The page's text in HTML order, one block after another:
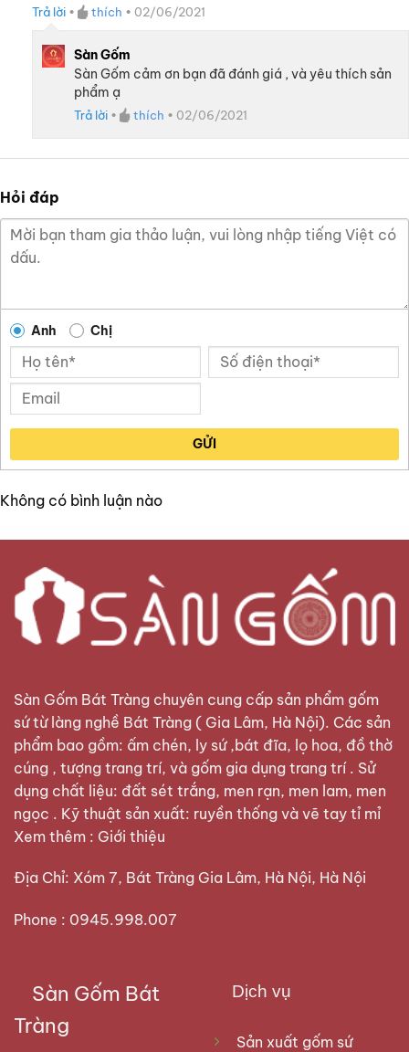
Trả lời • thích • 02/06/2021
Sàn Gốm
Sàn Gốm cảm ơn bạn đã đánh giá , và yêu thích sản
phẩm ạ
Trả lời • thích • 02/06/2021
Hỏi đáp
Anh Chị
GỬI
Không có bình luận nào
Sàn Gốm Bát Tràng chuyên cung cấp sản phẩm gốm
sứ từ làng nghề Bát Tràng ( Gia Lâm, Hà Nội). Các sản
phẩm bao gồm: ấm chén, ly sứ ,bát đĩa, lọ hoa, đồ thờ
cúng , tượng trang trí, và gốm gia dụng trang trí . Sử
dụng chất liệu: đất sét trắng, men rạn, men lam, men
ngọc . Kỹ thuật sản xuất: ruyền thống và vẽ tay tỉ mỉ
Xem thêm : Giới thiệu
Địa Chỉ: Xóm 7, Bát Tràng Gia Lâm, Hà Nội, Hà Nội
Phone : 0945.998.007
Sàn Gốm Bát
Tràng
Dịch vụ
Sản xuất gốm sứ